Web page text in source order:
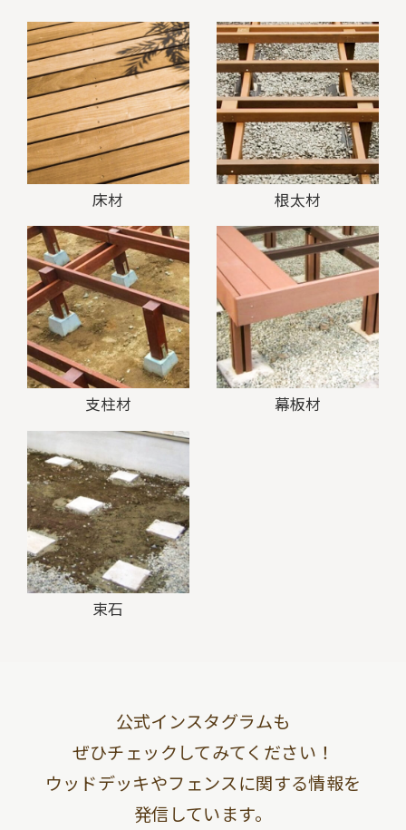
床材 根太材
支柱材 幕板材
束石
公式インスタグラムも
ぜひチェックしてみてください！
ウッドデッキやフェンスに関する情報を
発信しています。